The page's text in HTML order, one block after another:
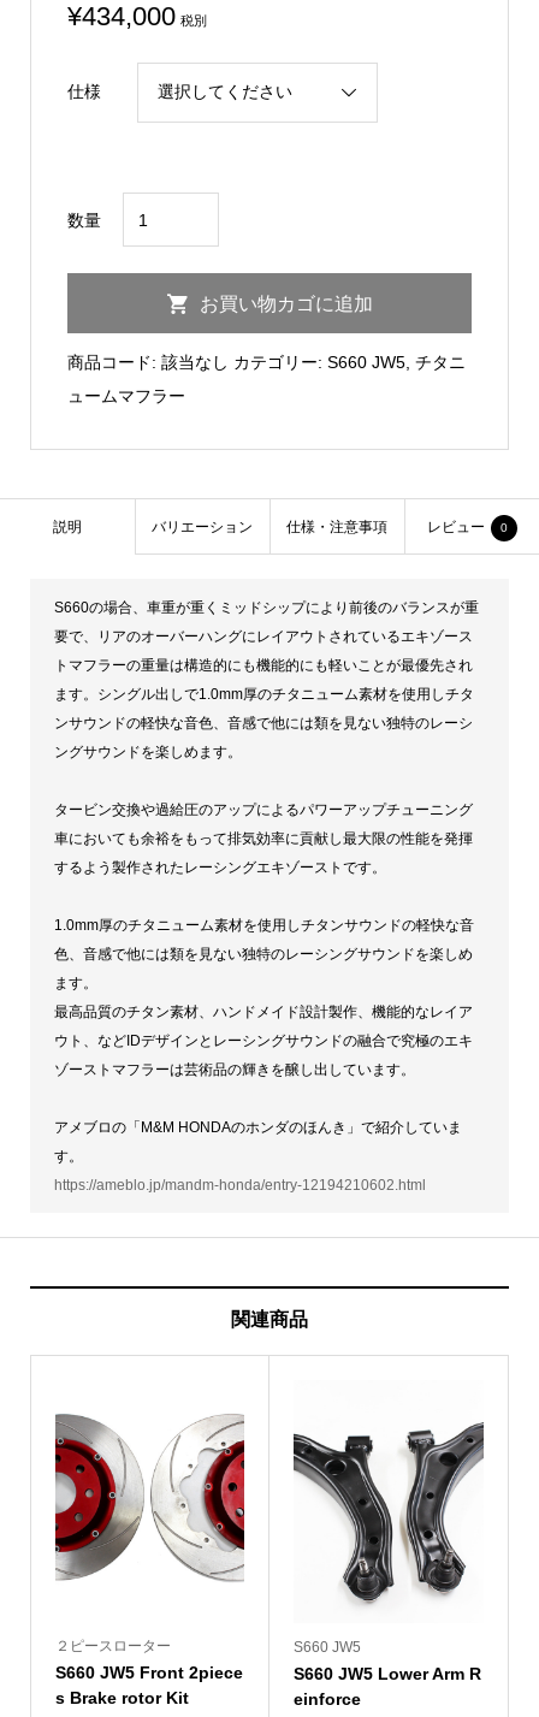
¥434,000 税別
仕様
数量
JW5
Super
Titanium
Muffler
お買い物カゴに追加
商品コード: 該当なし カテゴリー: S660 JW5, チタニ
ュームマフラー
説明 バリエーション 仕様・注意事項 レビュー 0
S660の場合、車重が重くミッドシップにより前後のバランスが重
要で、リアのオーバーハングにレイアウトされているエキゾース
トマフラーの重量は構造的にも機能的にも軽いことが最優先され
ます。シングル出しで1.0mm厚のチタニューム素材を使用しチタ
ンサウンドの軽快な音色、音感で他には類を見ない独特のレーシ
ングサウンドを楽しめます。
タービン交換や過給圧のアップによるパワーアップチューニング
車においても余裕をもって排気効率に貢献し最大限の性能を発揮
するよう製作されたレーシングエキゾーストです。
1.0mm厚のチタニューム素材を使用しチタンサウンドの軽快な音
色、音感で他には類を見ない独特のレーシングサウンドを楽しめ
ます。
最高品質のチタン素材、ハンドメイド設計製作、機能的なレイア
ウト、などIDデザインとレーシングサウンドの融合で究極のエキ
ゾーストマフラーは芸術品の輝きを醸し出しています。
アメブロの「M&M HONDAのホンダのほんき」で紹介していま
す。
https://ameblo.jp/mandm-honda/entry-12194210602.html
関連商品
２ピースローター
S660 JW5 Front 2piece
s Brake rotor Kit
S660 JW5
S660 JW5 Lower Arm R
einforce